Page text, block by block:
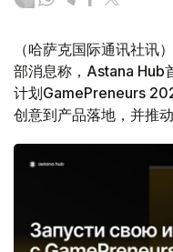
（哈萨克国际通讯社讯
部消息称，Astana Hub
计划GamePreneurs
创意到产品落地，并推